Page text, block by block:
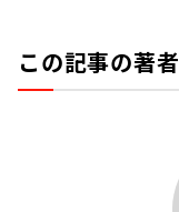
この記事の著者